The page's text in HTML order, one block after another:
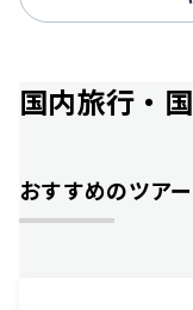
国内旅行・
おすすめのツア